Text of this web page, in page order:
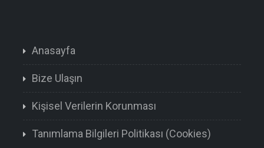
Anasayfa
Bize Ulaşın
Kişisel Verilerin Korunması
Tanımlama Bilgileri Politikası (Cookies)